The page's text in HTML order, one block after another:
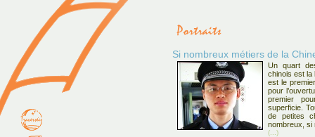
Si nombreux métiers de la
Un quart
chinois est la
est le
pour
premier
superficie.
de petites
nombreux, si
(...)